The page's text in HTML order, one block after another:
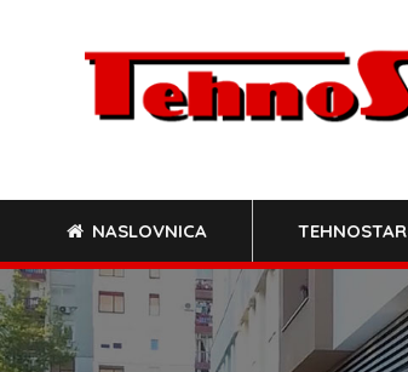
NASLOVNICA TEHNOSTAR